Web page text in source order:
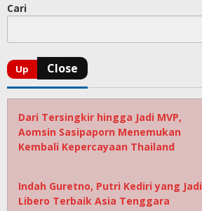
Cari
Dari Tersingkir hingga Jadi MVP,
Aomsin Sasipaporn Menemukan
Kembali Kepercayaan Thailand
Indah Guretno, Putri Kediri yang Jadi
Libero Terbaik Asia Tenggara